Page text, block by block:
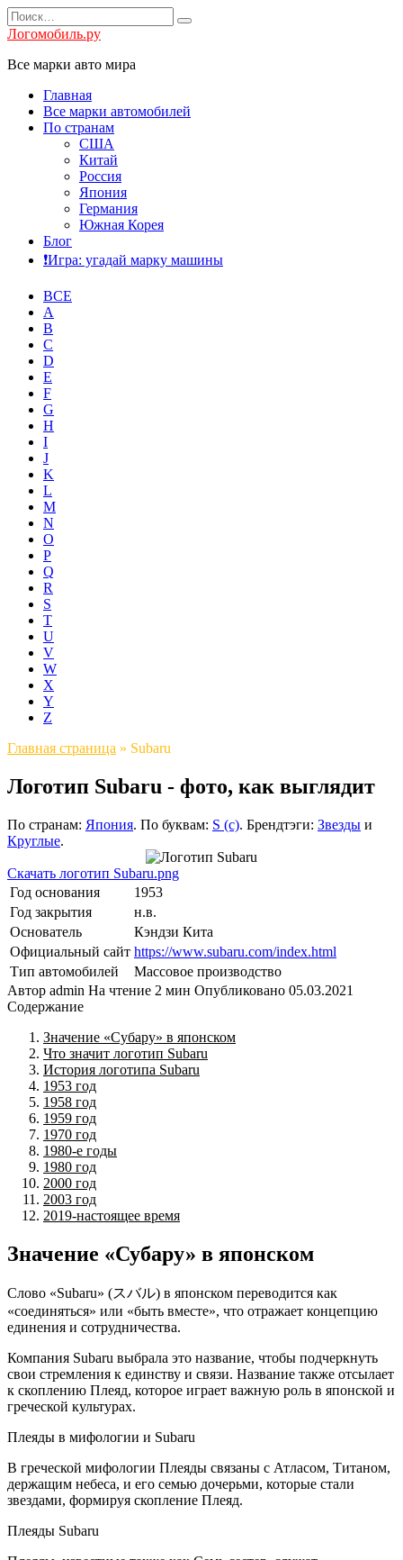
Перейти
к
Search
for:
Логомобиль.ру
Все марки авто мира
Главная
Все марки автомобилей
По странам
США
Китай
Россия
Япония
Германия
Южная Корея
Блог
❗️Игра: угадай марку машины
ВСЕ
A
B
C
D
E
F
G
H
I
J
K
L
M
N
O
P
Q
R
S
T
U
V
W
X
Y
Z
Главная страница » Subaru
Логотип Subaru - фото, как выглядит
По странам: Япония. По буквам: S (с). Брендтэги: Звезды и
Круглые.
Скачать логотип Subaru.png
Год основания
1953
Год закрытия
н.в.
Основатель
Кэндзи Кита
Официальный сайт https://www.subaru.com/index.html
Тип автомобилей
Массовое производство
Автор admin На чтение 2 мин Опубликовано 05.03.2021
Содержание
Значение «Субару» в японском
Что значит логотип Subaru
История логотипа Subaru
1953 год
1958 год
1959 год
1970 год
1980-е годы
1980 год
2000 год
2003 год
2019-настоящее время
Значение «Субару» в японском
Слово «Subaru» (スバル) в японском переводится как
«соединяться» или «быть вместе», что отражает концепцию
единения и сотрудничества.
Компания Subaru выбрала это название, чтобы подчеркнуть
свои стремления к единству и связи. Название также отсылает
к скоплению Плеяд, которое играет важную роль в японской и
греческой культурах.
Плеяды в мифологии и Subaru
В греческой мифологии Плеяды связаны с Атласом, Титаном,
держащим небеса, и его семью дочерьми, которые стали
звездами, формируя скопление Плеяд.
Плеяды Subaru